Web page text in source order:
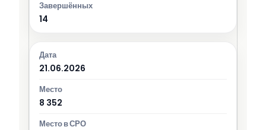
14
21.06.2026
8 352